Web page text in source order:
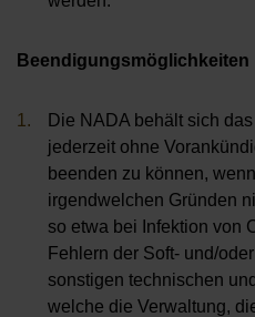
Beendigungsmöglichkeiten
Die NADA behält sich
jederzeit ohne
beenden zu können,
irgendwelchen Gründen
so etwa bei Infektion von
Fehlern der Soft- und/
sonstigen technischen
welche die Verwaltung,